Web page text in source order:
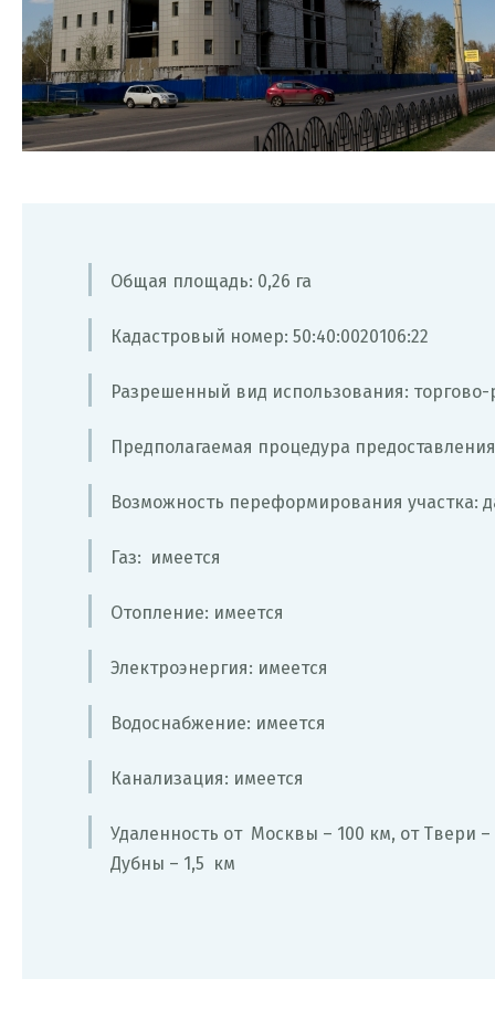
Общая площадь: 0,26 га
Кадастровый номер: 50:40:0020106:22
Разрешенный вид использования:
Предполагаемая процедура
Возможность переформирования участка:
Газ: имеется
Отопление: имеется
Электроэнергия: имеется
Водоснабжение: имеется
Канализация: имеется
Удаленность от Москвы – 100 км, от Твери
Дубны – 1,5 км